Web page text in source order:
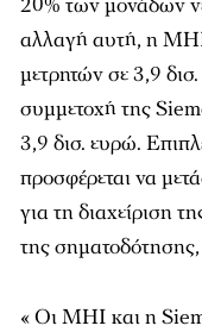
αλλαγή αυτή, η
μετρητών σε 3,9
συμμετοχή της
3,9 δισ. ευρώ.
προσφέρεται να
για τη διαχείριση
της
« Οι MHI και η